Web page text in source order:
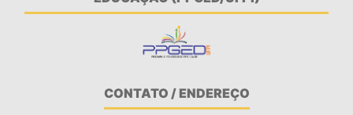
CONTATO / ENDEREÇO